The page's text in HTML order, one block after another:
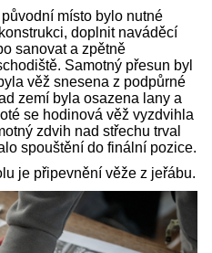
místo bylo nutné
doplnit naváděcí
sanovat a zpětně
Samotný přesun byl
věž snesena z podpůrné
zemí byla osazena lany a
se hodinová věž vyzdvihla
zdvih nad střechu trval
spouštění do finální pozice.
je připevnění věže z jeřábu.